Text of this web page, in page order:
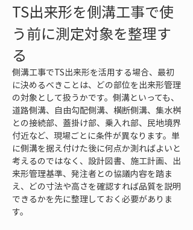
TS出来形を側溝工事で使
う前に測定対象を整理す
る
側溝工事でTS出来形を活用する場合、最初
に決めるべきことは、どの部位を出来形管理
の対象として扱うかです。側溝といっても、
道路側溝、自由勾配側溝、横断側溝、集水桝
との接続部、蓋掛け部、乗入れ部、民地境界
付近など、現場ごとに条件が異なります。単
に側溝を据え付けた後に何点か測ればよいと
考えるのではなく、設計図書、施工計画、出
来形管理基準、発注者との協議内容を踏ま
え、どの寸法や高さを確認すれば品質を説明
できるかを先に整理しておく必要がありま
す。